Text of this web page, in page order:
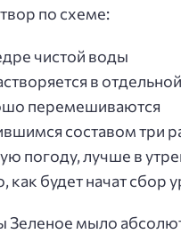
по схеме:
чистой воды
в
перемешиваются
составом три
погоду, лучше в
как будет начат сбор
Зеленое мыло